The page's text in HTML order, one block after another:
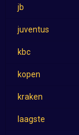
jb
juventus
kbc
kopen
kraken
laagste